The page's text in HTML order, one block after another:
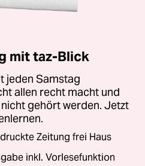
mit taz-Blick
jeden Samstag
allen recht macht und
gehört werden. Jetzt
Zeitung frei Haus
inkl. Vorlesefunktion